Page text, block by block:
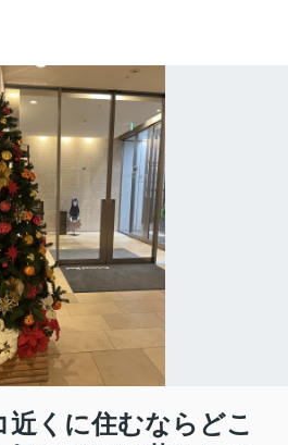
近くに住むならどこ